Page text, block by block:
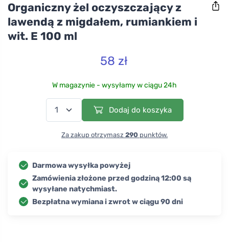
Organiczny żel oczyszczający z
lawendą z migdałem, rumiankiem i
wit. E 100 ml
58 zł
W magazynie - wysyłamy w ciągu 24h
Dodaj do koszyka
Za zakup otrzymasz 290 punktów.
Darmowa wysyłka powyżej
Zamówienia złożone przed godziną 12:00 są
wysyłane natychmiast.
Bezpłatna wymiana i zwrot w ciągu 90 dni